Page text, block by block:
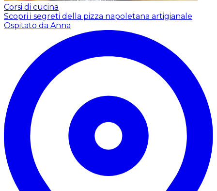
Corsi di cucina
Scopri i segreti della pizza napoletana artigianale
Ospitato da Anna